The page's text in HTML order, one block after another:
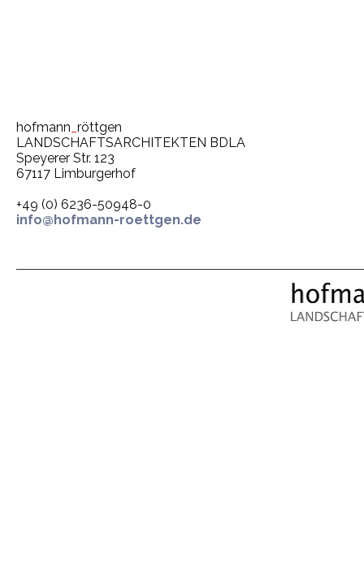
hofmann röttgen
LANDSCHAFTSARCHITEKTEN BDLA
Speyerer Str. 123
67117 Limburgerhof
+49 (0) 6236-50948-0
info@hofmann-roettgen.de